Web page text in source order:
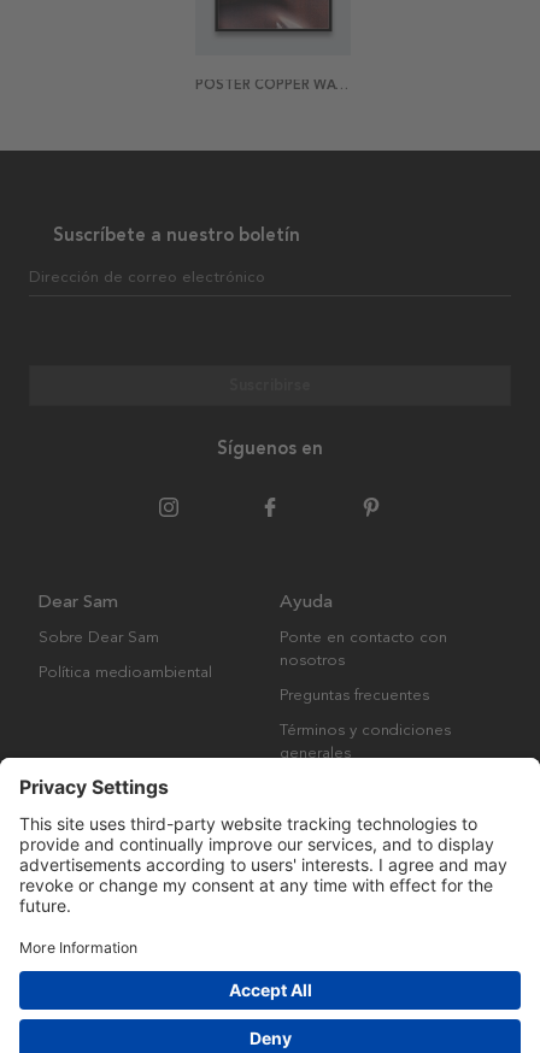
POSTER COPPER WAVE
Suscríbete a nuestro boletín
Dirección de correo electrónico
Síguenos en
Dear Sam
Sobre Dear Sam
Política medioambiental
Ayuda
Ponte en contacto con
nosotros
Preguntas frecuentes
Términos y condiciones
generales
Derechos de autor © Many Brands AB 2023. Todos los derechos